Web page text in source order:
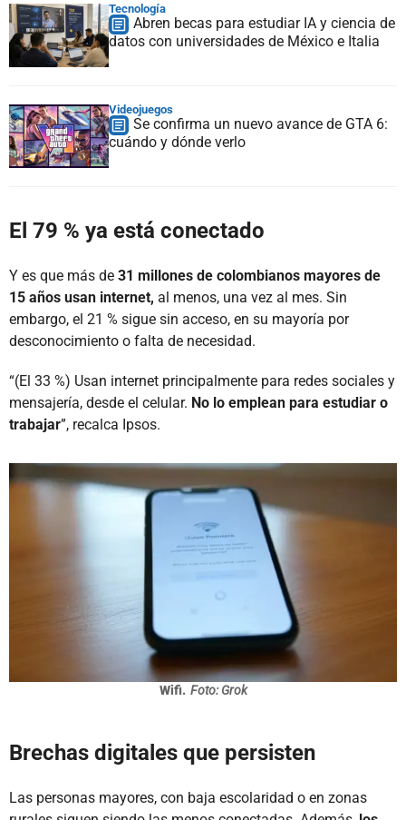
Tecnología
Abren becas para estudiar IA y ciencia de
datos con universidades de México e Italia
Videojuegos
Se confirma un nuevo avance de GTA 6:
cuándo y dónde verlo
El 79 % ya está conectado
Y es que más de 31 millones de colombianos mayores de
15 años usan internet, al menos, una vez al mes. Sin
embargo, el 21 % sigue sin acceso, en su mayoría por
desconocimiento o falta de necesidad.
“(El 33 %) Usan internet principalmente para redes sociales y
mensajería, desde el celular. No lo emplean para estudiar o
trabajar”, recalca Ipsos.
Wifi. Foto: Grok
Brechas digitales que persisten
Las personas mayores, con baja escolaridad o en zonas